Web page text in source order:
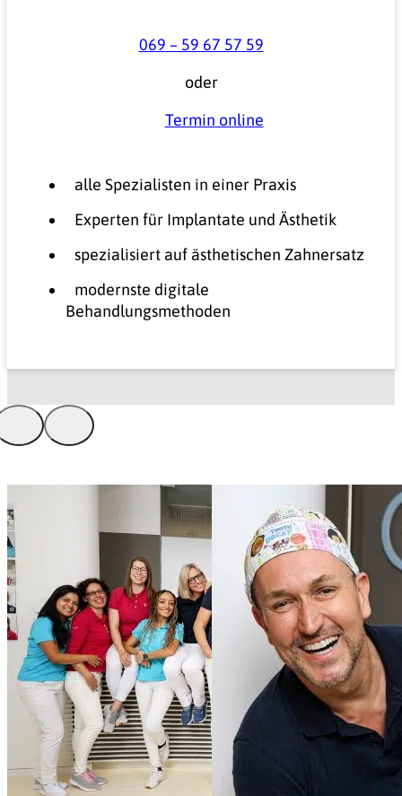
069 – 59 67 57 59
oder
Termin online
alle Spezialisten in einer Praxis
Experten für Implantate und Ästhetik
spezialisiert auf ästhetischen Zahnersatz
modernste digitale
Behandlungsmethoden